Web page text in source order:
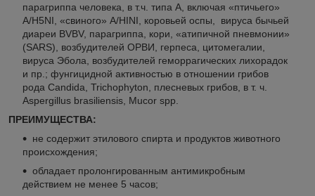
парагриппа человека, в т.ч. типа А, включая «птичьего»
А/H5NI, «свиного» А/HINI, коровьей оспы, вируса бычьей
диареи BVBV, парагриппа, кори, «атипичной пневмонии»
(SARS), возбудителей ОРВИ, герпеса, цитомегалии,
вируса Эбола, возбудителей геморрагических лихорадок
и пр.; фунгицидной активностью в отношении грибов
рода Candida, Trichophyton, плесневых грибов, в т. ч.
Aspergillus brasiliensis, Mucor spp.
ПРЕИМУЩЕСТВА:
не содержит этилового спирта и продуктов животного
происхождения;
обладает пролонгированным антимикробным
действием не менее 5 часов;